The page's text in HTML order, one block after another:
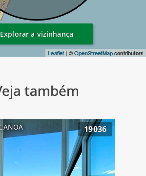
Leaflet | ©OpenStreetMapcontributors
Explorar a vizinhança
também
19036